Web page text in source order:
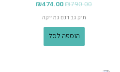
₪790.00
₪474.00
תיק גב דגם גמייקה
הוספה לסל